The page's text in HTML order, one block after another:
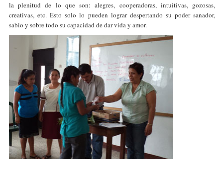
la plenitud de lo que son: alegres, cooperadoras, intuitivas, gozosas,
creativas, etc. Esto solo lo pueden lograr despertando su poder sanador,
sabio y sobre todo su capacidad de dar vida y amor.